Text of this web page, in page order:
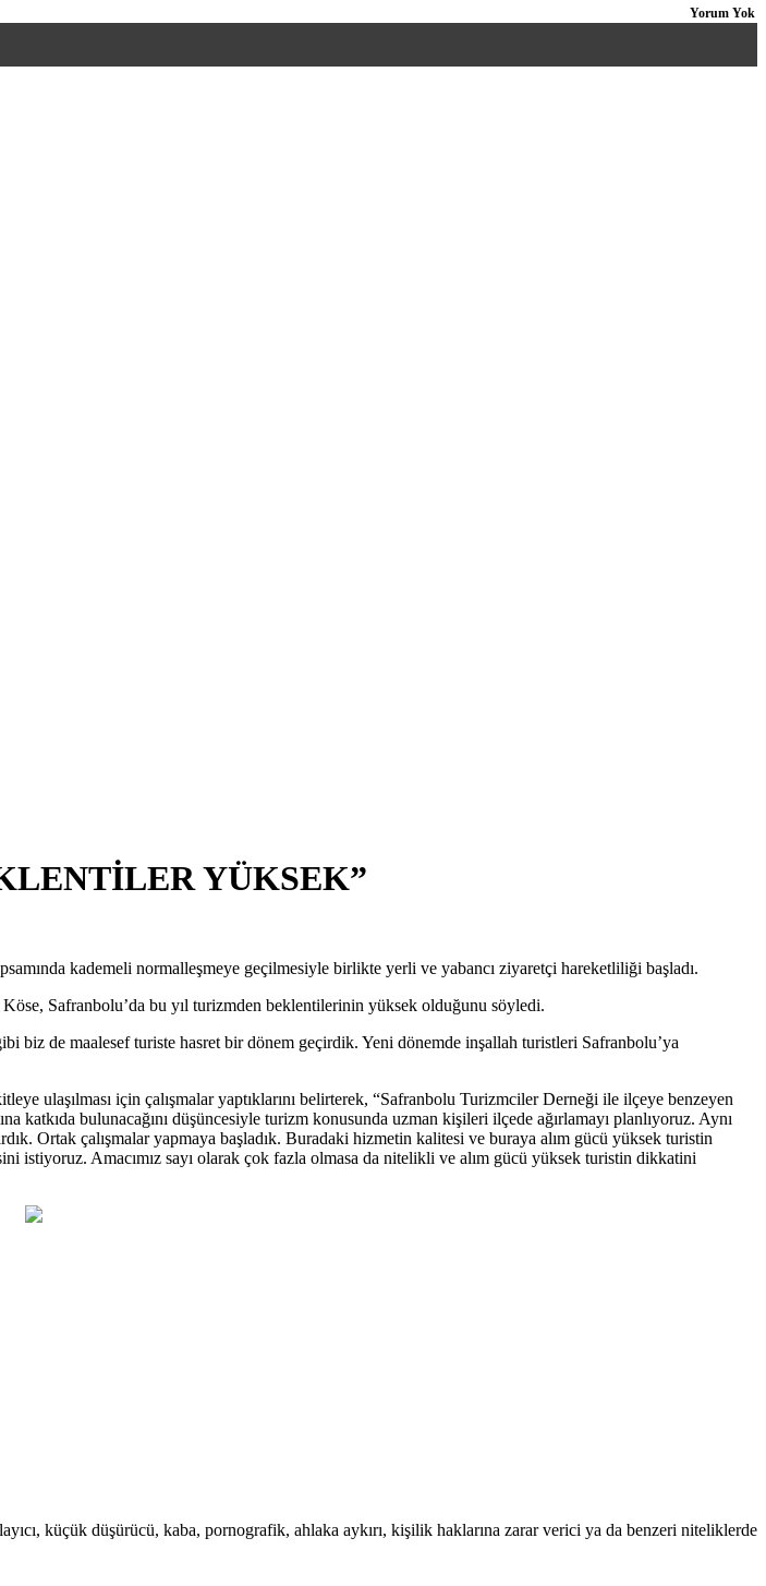
YÜKSEK”
kademeli normalleşmeye geçilmesiyle birlikte yerli ve yabancı ziyaretçi hareketliliği başladı.
Safranbolu’da bu yıl turizmden beklentilerinin yüksek olduğunu söyledi.
biz de maalesef turiste hasret bir dönem geçirdik. Yeni dönemde inşallah turistleri Safranbolu’ya
ulaşılması için çalışmalar yaptıklarını belirterek, “Safranbolu Turizmciler Derneği ile ilçeye benzeyen
katkıda bulunacağını düşüncesiyle turizm konusunda uzman kişileri ilçede ağırlamayı planlıyoruz. Aynı
Ortak çalışmalar yapmaya başladık. Buradaki hizmetin kalitesi ve buraya alım gücü yüksek turistin
istiyoruz. Amacımız sayı olarak çok fazla olmasa da nitelikli ve alım gücü yüksek turistin dikkatini
Yorum Yok
küçük düşürücü, kaba, pornografik, ahlaka aykırı, kişilik haklarına zarar verici ya da benzeri niteliklerde